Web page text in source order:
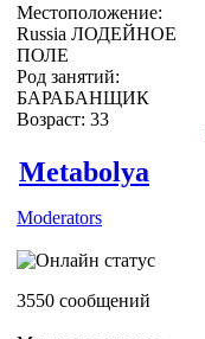
Местоположение:
Russia ЛОДЕЙНОЕ
ПОЛЕ
Род занятий:
БАРАБАНЩИК
Возраст: 33
Metabolya
Moderators
3550 сообщений